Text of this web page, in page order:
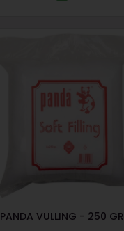
PANDA VULLING - 250 GR